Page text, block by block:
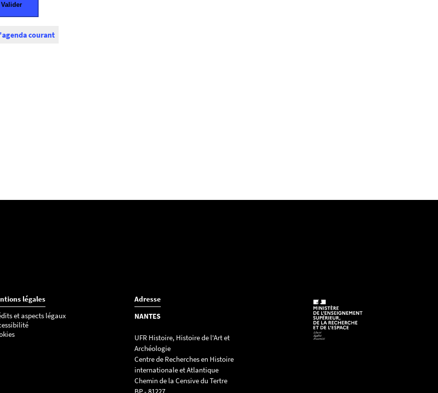
courant
légales
et aspects légaux
Adresse
NANTES
UFR Histoire, Histoire de l'Art et
Archéologie
Centre de Recherches en Histoire
internationale et Atlantique
Chemin de la Censive du Tertre